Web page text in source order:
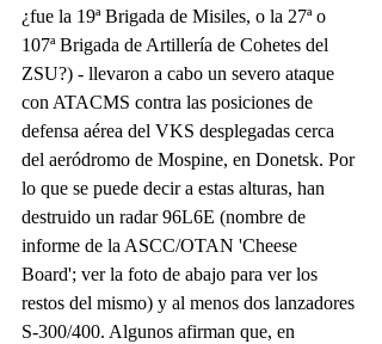
¿fue la 19ª Brigada de Misiles, o la 27ª o
107ª Brigada de Artillería de Cohetes del
ZSU?) - llevaron a cabo un severo ataque
con ATACMS contra las posiciones de
defensa aérea del VKS desplegadas cerca
del aeródromo de Mospine, en Donetsk. Por
lo que se puede decir a estas alturas, han
destruido un radar 96L6E (nombre de
informe de la ASCC/OTAN 'Cheese
Board'; ver la foto de abajo para ver los
restos del mismo) y al menos dos lanzadores
S-300/400. Algunos afirman que, en